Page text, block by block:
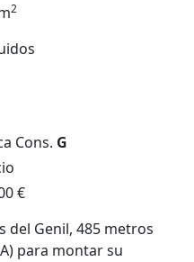
2
Cons. G
€
del Genil, 485 metros
para montar su